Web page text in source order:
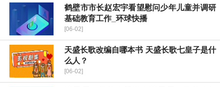
鹤壁市市长赵宏宇看望慰问少年儿童并调研
基础教育工作_环球快播
[06-02]
天盛长歌改编自哪本书 天盛长歌七皇子是什
么人？
[06-02]